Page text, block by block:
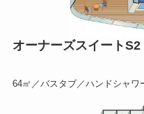
オーナーズスイートS2
64㎡／バスタブ／ハンドシャワ